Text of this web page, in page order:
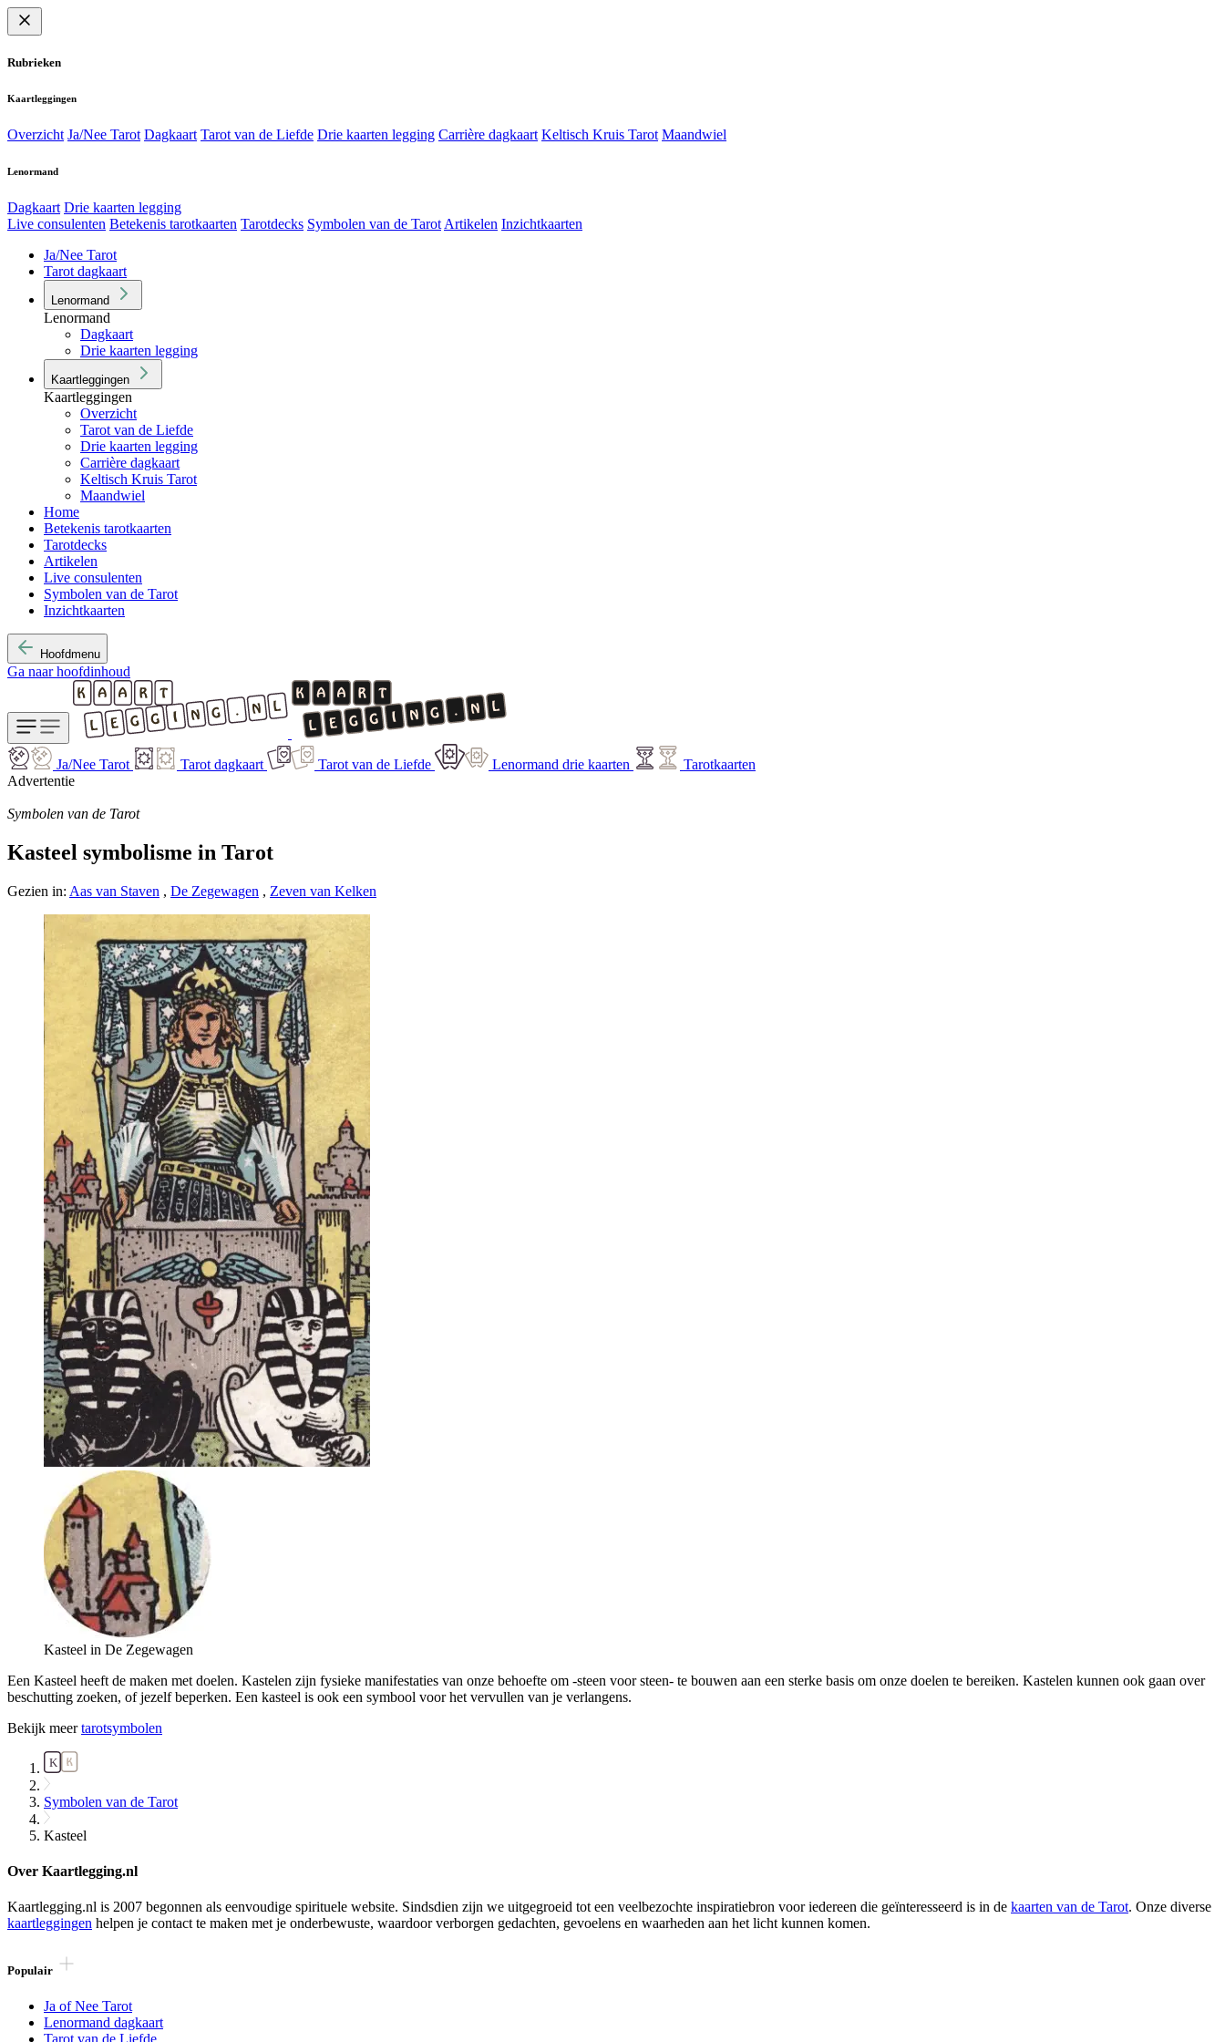
Rubrieken
Kaartleggingen
Overzicht Ja/Nee Tarot Dagkaart Tarot van de Liefde Drie kaarten legging Carrière dagkaart Keltisch Kruis Tarot Maandwiel
Lenormand
Dagkaart Drie kaarten legging
Live consulenten Betekenis tarotkaarten Tarotdecks Symbolen van de Tarot Artikelen Inzichtkaarten
Ja/Nee Tarot
Tarot dagkaart
Lenormand
Lenormand
Dagkaart
Drie kaarten legging
Kaartleggingen
Kaartleggingen
Overzicht
Tarot van de Liefde
Drie kaarten legging
Carrière dagkaart
Keltisch Kruis Tarot
Maandwiel
Home
Betekenis tarotkaarten
Tarotdecks
Artikelen
Live consulenten
Symbolen van de Tarot
Inzichtkaarten
Hoofdmenu
Ga naar hoofdinhoud
Ja/Nee Tarot Tarot dagkaart Tarot van de Liefde Lenormand drie kaarten
Tarotkaarten
Advertentie
Symbolen van de Tarot
Kasteel symbolisme in Tarot
Gezien in: Aas van Staven , De Zegewagen , Zeven van Kelken
Kasteel in De Zegewagen
Een Kasteel heeft de maken met doelen. Kastelen zijn fysieke manifestaties van onze behoefte om -steen voor steen- te bouwen aan een sterke basis om onze doelen te bereiken. Kastelen kunnen ook gaan over
beschutting zoeken, of jezelf beperken. Een kasteel is ook een symbool voor het vervullen van je verlangens.
Bekijk meertarotsymbolen
Symbolen van de Tarot
Kasteel
Over Kaartlegging.nl
Kaartlegging.nl is 2007 begonnen als eenvoudige spirituele website. Sindsdien zijn we uitgegroeid tot een veelbezochte inspiratiebron voor iedereen die geïnteresseerd is in de kaarten van de Tarot. Onze diverse
kaartleggingen helpen je contact te maken met je onderbewuste, waardoor verborgen gedachten, gevoelens en waarheden aan het licht kunnen komen.
Populair
Ja of Nee Tarot
Lenormand dagkaart
Tarot van de Liefde